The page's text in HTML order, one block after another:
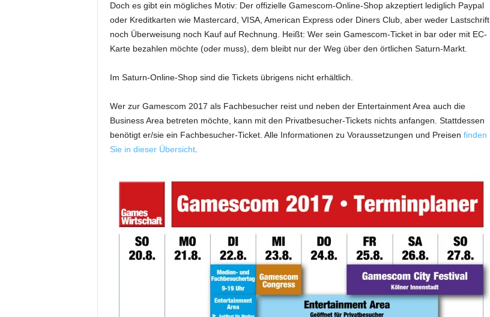
Doch es gibt ein mögliches Motiv: Der offizielle Gamescom-Online-Shop akzeptiert lediglich Paypal
oder Kreditkarten wie Mastercard, VISA, American Express oder Diners Club, aber weder Lastschrift
noch Überweisung noch Kauf auf Rechnung. Heißt: Wer sein Gamescom-Ticket in bar oder mit EC-
Karte bezahlen möchte (oder muss), dem bleibt nur der Weg über den örtlichen Saturn-Markt.
Im Saturn-Online-Shop sind die Tickets übrigens nicht erhältlich.
Wer zur Gamescom 2017 als Fachbesucher reist und neben der Entertainment Area auch die
Business Area betreten möchte, kann mit den Privatbesucher-Tickets nichts anfangen. Stattdessen
benötigt er/sie ein Fachbesucher-Ticket. Alle Informationen zu Voraussetzungen und Preisen finden
Sie in dieser Übersicht.